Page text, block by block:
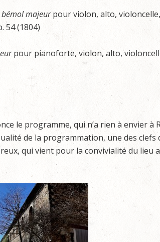
majeurpour violon, alto,
54 (1804)
pour pianoforte, violon, alto,
le programme, qui n’a rien à envier à
de la programmation, une des clefs
qui vient pour la convivialité du lieu